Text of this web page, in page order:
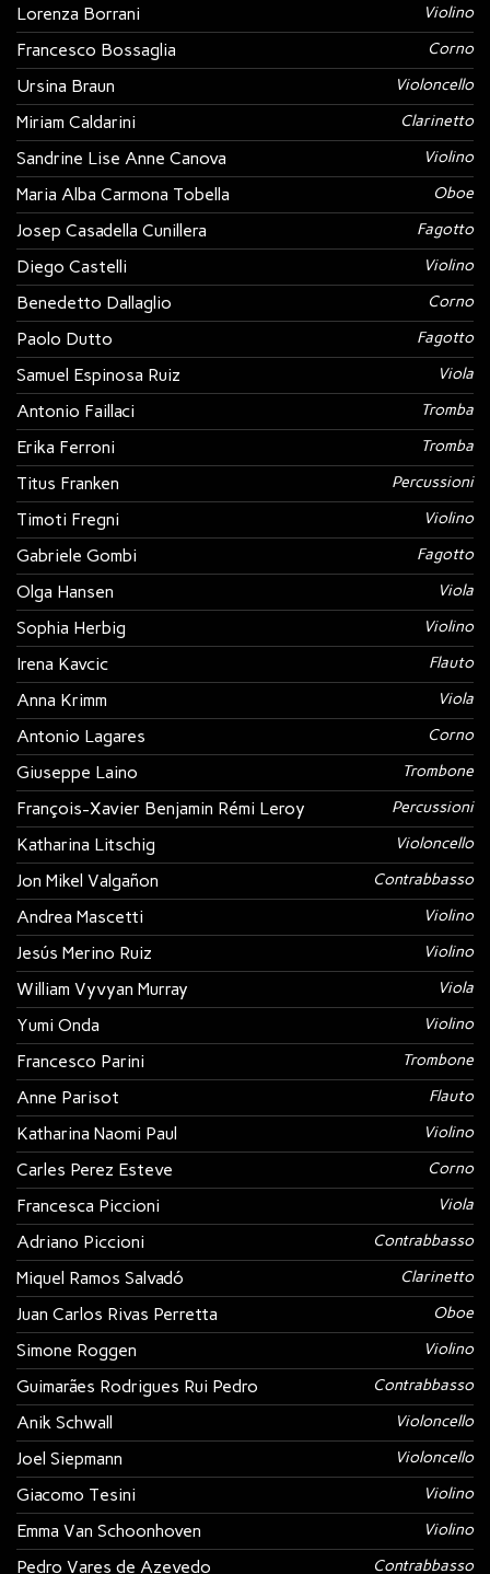
Lorenza Borrani Violino
Francesco Bossaglia Corno
Ursina Braun Violoncello
Miriam Caldarini Clarinetto
Sandrine Lise Anne Canova Violino
Maria Alba Carmona Tobella Oboe
Josep Casadella Cunillera Fagotto
Diego Castelli Violino
Benedetto Dallaglio Corno
Paolo Dutto Fagotto
Samuel Espinosa Ruiz Viola
Antonio Faillaci Tromba
Erika Ferroni Tromba
Titus Franken Percussioni
Timoti Fregni Violino
Gabriele Gombi Fagotto
Olga Hansen Viola
Sophia Herbig Violino
Irena Kavcic Flauto
Anna Krimm Viola
Antonio Lagares Corno
Giuseppe Laino Trombone
François-Xavier Benjamin Rémi Leroy Percussioni
Katharina Litschig Violoncello
Jon Mikel Valgañon Contrabbasso
Andrea Mascetti Violino
Jesús Merino Ruiz Violino
William Vyvyan Murray Viola
Yumi Onda Violino
Francesco Parini Trombone
Anne Parisot Flauto
Katharina Naomi Paul Violino
Carles Perez Esteve Corno
Francesca Piccioni Viola
Adriano Piccioni Contrabbasso
Miquel Ramos Salvadó Clarinetto
Juan Carlos Rivas Perretta Oboe
Simone Roggen Violino
Guimarães Rodrigues Rui Pedro Contrabbasso
Anik Schwall Violoncello
Joel Siepmann Violoncello
Giacomo Tesini Violino
Emma Van Schoonhoven Violino
Pedro Vares de Azevedo Contrabbasso